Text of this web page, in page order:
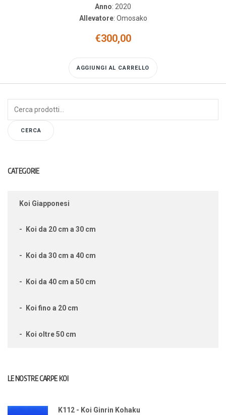
Anno: 2020
Allevatore: Omosako
€300,00
AGGIUNGI AL CARRELLO
CERCA
CATEGORIE
Koi Giapponesi
Koi da 20 cm a 30 cm
Koi da 30 cm a 40 cm
Koi da 40 cm a 50 cm
Koi fino a 20 cm
Koi oltre 50 cm
LE NOSTRE CARPE KOI
K112 - Koi Ginrin Kohaku